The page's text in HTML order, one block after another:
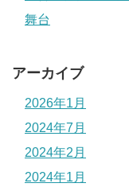
舞台
アーカイブ
2026年1月
2024年7月
2024年2月
2024年1月